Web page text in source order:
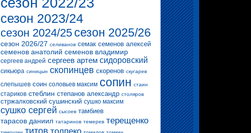
сезон 2023/24
сезон 2024/25 сезон 2025/26
сезон 2026/27 селиванов семак семенов алексей
семенов анатолий семенов владимир
сергеев андрей сергеев артем сидоровский
сикьюра синицын скопинцев скоренов скугарев
слепышев соин соловьев максим сопин стаин
стариков стеблин степанов александр столяров
стржалковский сушинский сушко максим
сушко сергей сысоев тамбиев
тарасов даниил татаринов темерев терещенко
титов